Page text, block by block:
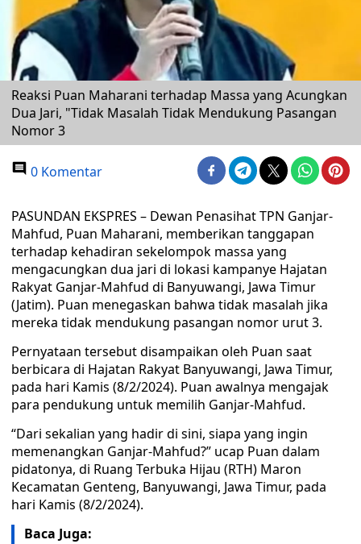
Reaksi Puan Maharani terhadap Massa yang Acungkan
Dua Jari, "Tidak Masalah Tidak Mendukung Pasangan
Nomor 3
0 Komentar
PASUNDAN EKSPRES – Dewan Penasihat TPN Ganjar-
Mahfud, Puan Maharani, memberikan tanggapan
terhadap kehadiran sekelompok massa yang
mengacungkan dua jari di lokasi kampanye Hajatan
Rakyat Ganjar-Mahfud di Banyuwangi, Jawa Timur
(Jatim). Puan menegaskan bahwa tidak masalah jika
mereka tidak mendukung pasangan nomor urut 3.
Pernyataan tersebut disampaikan oleh Puan saat
berbicara di Hajatan Rakyat Banyuwangi, Jawa Timur,
pada hari Kamis (8/2/2024). Puan awalnya mengajak
para pendukung untuk memilih Ganjar-Mahfud.
“Dari sekalian yang hadir di sini, siapa yang ingin
memenangkan Ganjar-Mahfud?” ucap Puan dalam
pidatonya, di Ruang Terbuka Hijau (RTH) Maron
Kecamatan Genteng, Banyuwangi, Jawa Timur, pada
hari Kamis (8/2/2024).
Baca Juga: